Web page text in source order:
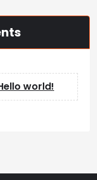
world!